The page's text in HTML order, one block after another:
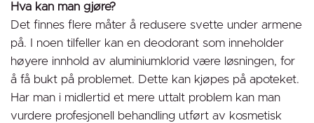
Hva kan man gjøre?
Det finnes flere måter å redusere svette under armene
på. I noen tilfeller kan en deodorant som inneholder
høyere innhold av aluminiumklorid være løsningen, for
å få bukt på problemet. Dette kan kjøpes på apoteket.
Har man i midlertid et mere uttalt problem kan man
vurdere profesjonell behandling utført av kosmetisk